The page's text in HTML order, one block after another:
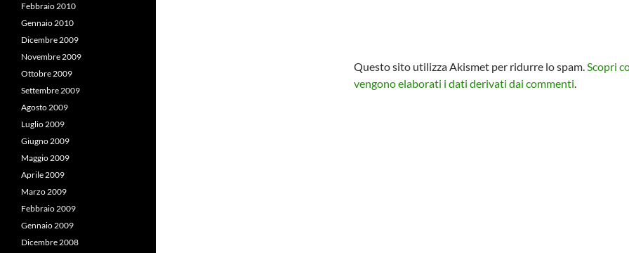
Questo sito utilizza Akismet per ridurre lo spam.Scopri
vengono elaborati i dati derivati dai commenti.
Febbraio 2010
Gennaio 2010
Dicembre 2009
Novembre 2009
Ottobre 2009
Settembre 2009
Agosto 2009
Luglio 2009
Giugno 2009
Maggio 2009
Aprile 2009
Marzo 2009
Febbraio 2009
Gennaio 2009
Dicembre 2008